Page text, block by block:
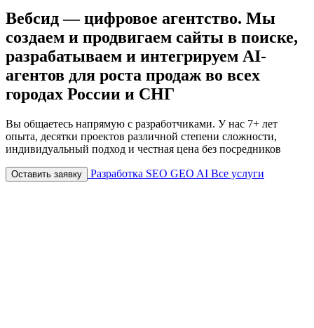
Вебсид — цифровое агентство. Мы
создаем и продвигаем сайты в поиске,
разрабатываем и интегрируем AI-
агентов для роста продаж во всех
городах России и СНГ
Вы общаетесь напрямую с разработчиками. У нас 7+ лет
опыта, десятки проектов различной степени сложности,
индивидуальный подход и честная цена без посредников
Оставить заявку Разработка SEO GEO AI Все услуги